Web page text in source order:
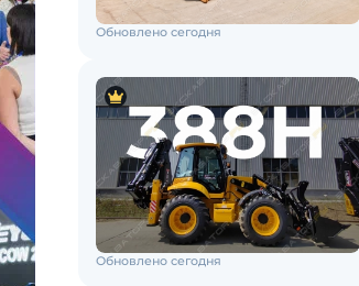
Обновлено сегодня
Обновлено сегодня